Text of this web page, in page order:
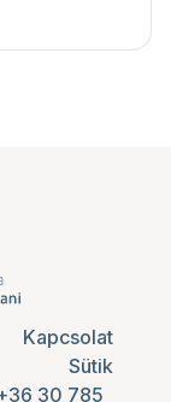
Kapcsolat
Sütik
30 785